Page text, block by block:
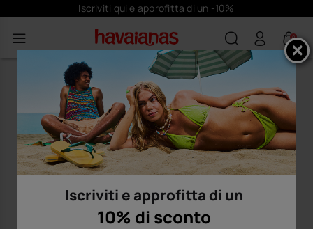
Iscriviti qui e approfitta di un -10%
0
Iscriviti e approfitta di un
10% di sconto